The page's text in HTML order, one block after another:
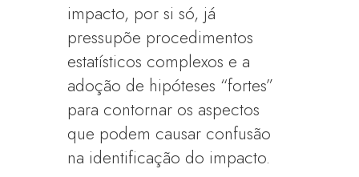
impacto, por si só, já
pressupõe procedimentos
estatísticos complexos e a
adoção de hipóteses “fortes”
para contornar os aspectos
que podem causar confusão
na identificação do impacto.